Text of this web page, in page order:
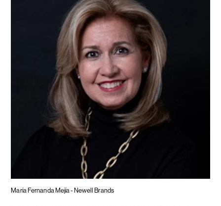
María Fernanda Mejía - Newell Brands